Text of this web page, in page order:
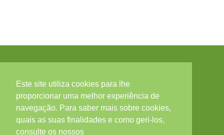
Este site utiliza cookies para lhe
proporcionar uma melhor experiência de
navegação. Para saber mais sobre cookies,
quais as suas finalidades e como geri-los,
consulte os nossos
Contactos
Zona Industrial, Arruamento C - Lote 56, 3850-184
ALBERGARIA-A-VELHA
Portugal